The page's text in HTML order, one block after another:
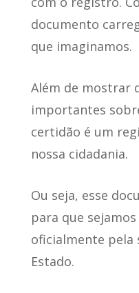
documento
que imaginamos.
Além de mostrar
importantes
certidão é um
nossa cidadania.
Ou seja, esse
para que
oficialmente pela
Estado.